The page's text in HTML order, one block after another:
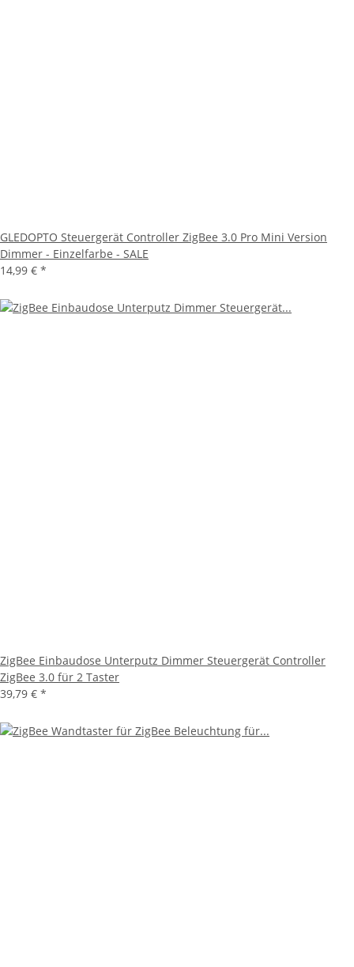
GLEDOPTO Steuergerät Controller ZigBee 3.0 Pro Mini Version
Dimmer - Einzelfarbe - SALE
14,99 € *
ZigBee Einbaudose Unterputz Dimmer Steuergerät Controller
ZigBee 3.0 für 2 Taster
39,79 € *